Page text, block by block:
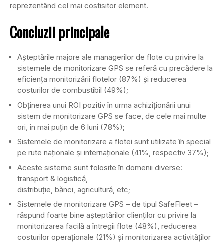
reprezentând cel mai costisitor element.
Concluzii principale
Aşteptările majore ale managerilor de flote cu privire la
sistemele de monitorizare GPS se referă cu precădere la
eficienţa monitorizării flotelor (87%) şi reducerea
costurilor de combustibil (49%);
Obţinerea unui ROI pozitiv în urma achiziţionării unui
sistem de monitorizare GPS se face, de cele mai multe
ori, în mai puţin de 6 luni (78%);
Sistemele de monitorizare a flotei sunt utilizate în special
pe rute naţionale şi internaţionale (41%, respectiv 37%);
Aceste sisteme sunt folosite în domenii diverse:
transport & logistică,
distribuţie, bănci, agricultură, etc;
Sistemele de monitorizare GPS – de tipul SafeFleet –
răspund foarte bine aşteptărilor clienţilor cu privire la
monitorizarea facilă a întregii flote (48%), reducerea
costurilor operaţionale (21%) şi monitorizarea activităţilor